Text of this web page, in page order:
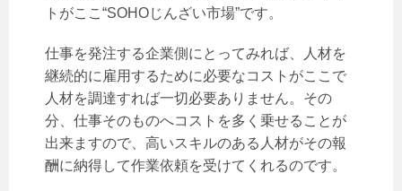
トがここ“SOHOじんざい市場”です。
仕事を発注する企業側にとってみれば、人材を
継続的に雇用するために必要なコストがここで
人材を調達すれば一切必要ありません。その
分、仕事そのものへコストを多く乗せることが
出来ますので、高いスキルのある人材がその報
酬に納得して作業依頼を受けてくれるのです。